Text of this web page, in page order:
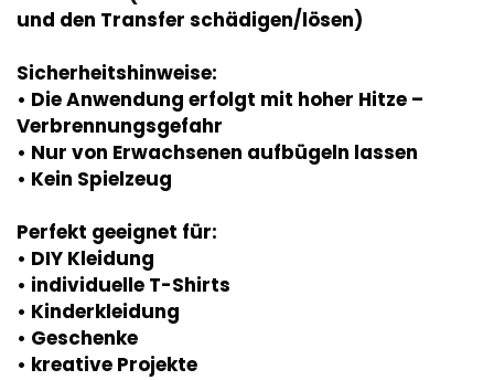
und den Transfer schädigen/lösen)
Sicherheitshinweise:
• Die Anwendung erfolgt mit hoher Hitze –
Verbrennungsgefahr
• Nur von Erwachsenen aufbügeln lassen
• Kein Spielzeug
Perfekt geeignet für:
• DIY Kleidung
• individuelle T-Shirts
• Kinderkleidung
• Geschenke
• kreative Projekte